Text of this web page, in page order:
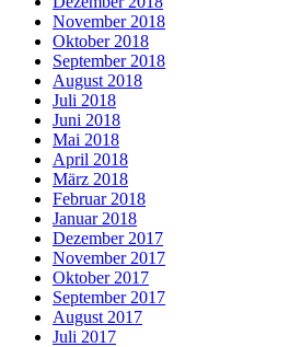
November 2018
Oktober 2018
September 2018
August 2018
Juli 2018
Juni 2018
Mai 2018
April 2018
März 2018
Februar 2018
Januar 2018
Dezember 2017
November 2017
Oktober 2017
September 2017
August 2017
Juli 2017